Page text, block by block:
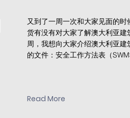
又到了一周一次和大家见面的
货有没有对大家了解澳大利亚
周，我想向大家介绍澳大利亚
的文件：安全工作方法表（
Read More